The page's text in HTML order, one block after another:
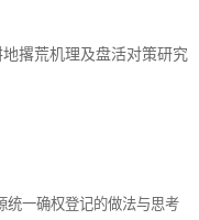
撂荒机理及盘活对策研究
统一确权登记的做法与思考